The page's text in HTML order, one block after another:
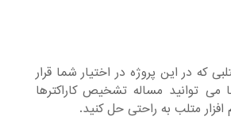
که در این پروژه در اختیار شما قرار
مساله تشخیص کاراکترها
افزار متلب به راحتی حل کنید.